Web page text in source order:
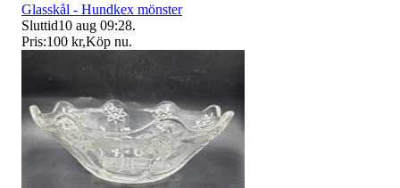
Glasskål - Hundkex mönster
Sluttid10 aug 09:28.
Pris:100 kr,Köp nu.